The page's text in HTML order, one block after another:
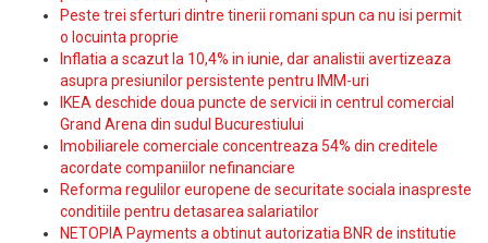
Peste trei sferturi dintre tinerii romani spun ca nu isi permit
o locuinta proprie
Inflatia a scazut la 10,4% in iunie, dar analistii avertizeaza
asupra presiunilor persistente pentru IMM-uri
IKEA deschide doua puncte de servicii in centrul comercial
Grand Arena din sudul Bucurestiului
Imobiliarele comerciale concentreaza 54% din creditele
acordate companiilor nefinanciare
Reforma regulilor europene de securitate sociala inaspreste
conditiile pentru detasarea salariatilor
NETOPIA Payments a obtinut autorizatia BNR de institutie